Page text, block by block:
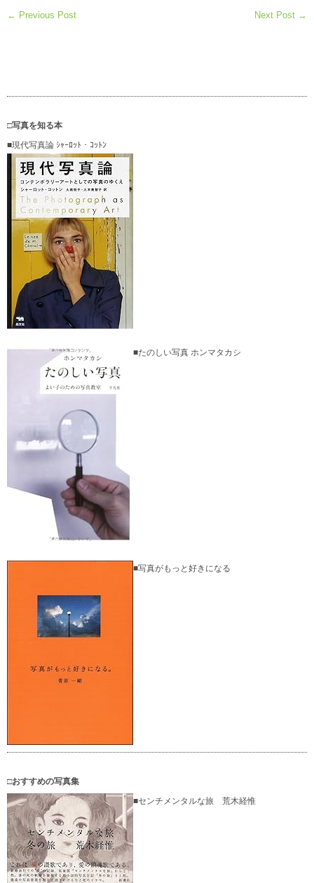
← Previous Post Next Post →
□写真を知る本
■現代写真論 ｼｬｰﾛｯﾄ・ｺｯﾄﾝ
■たのしい写真 ホンマタカシ
■写真がもっと好きになる
□おすすめの写真集
■センチメンタルな旅 荒木経惟